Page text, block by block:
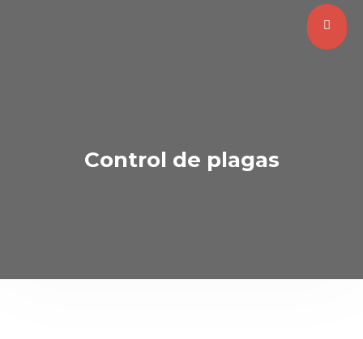
Control de plagas